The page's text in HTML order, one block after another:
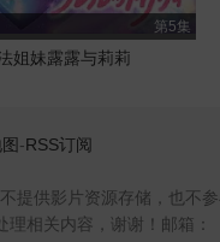
第5集
姐妹露露与莉莉
-RSS订阅
提供影片资源存储，也不
相关内容，谢谢！邮箱：